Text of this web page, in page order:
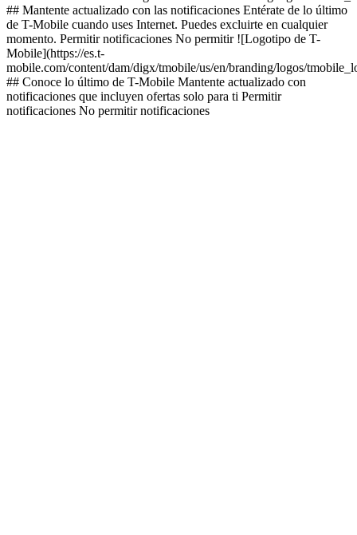
## Mantente actualizado con las notificaciones Entérate de lo último
de T-Mobile cuando uses Internet. Puedes excluirte en cualquier
momento. Permitir notificaciones No permitir ![Logotipo de T-
Mobile](https://es.t-
mobile.com/content/dam/digx/tmobile/us/en/branding/logos/
## Conoce lo último de T-Mobile Mantente actualizado con
notificaciones que incluyen ofertas solo para ti Permitir
notificaciones No permitir notificaciones